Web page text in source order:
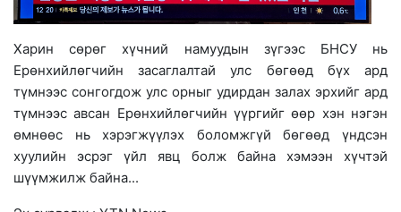
Харин сөрөг хүчний намуудын зүгээс БНСУ нь
Ерөнхийлөгчийн засаглалтай улс бөгөөд бүх ард
түмнээс сонгогдож улс орныг удирдан залах эрхийг ард
түмнээс авсан Ерөнхийлөгчийн үүргийг өөр хэн нэгэн
өмнөөс нь хэрэгжүүлэх боломжгүй бөгөөд үндсэн
хуулийн эсрэг үйл явц болж байна хэмээн хүчтэй
шүүмжилж байна...